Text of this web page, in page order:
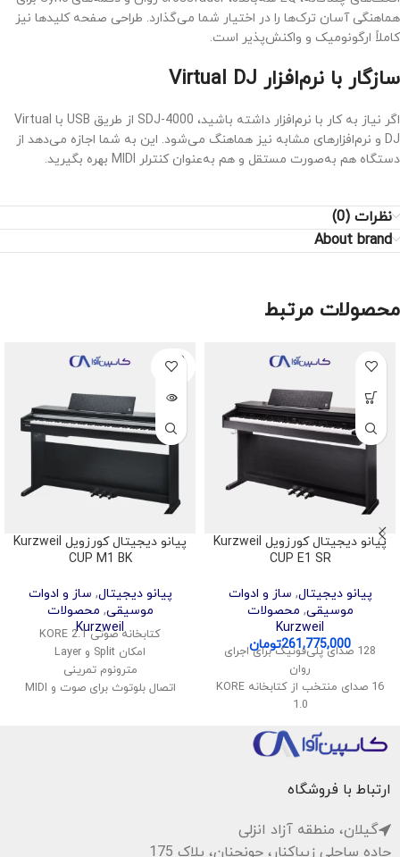
هماهنگی آسان ترک‌ها را در اختیار شما می‌گذارد. طراحی صفحه کلیدها نیز
کاملاً ارگونومیک و واکنش‌پذیر است.
سازگار با نرم‌افزار Virtual DJ
اگر نیاز به کار با نرم‌افزار داشته باشید، SDJ-4000 از طریق USB با Virtual
DJ و نرم‌افزارهای مشابه نیز هماهنگ می‌شود. این به شما اجازه می‌دهد از
دستگاه هم به‌صورت مستقل و هم به‌عنوان کنترلر MIDI بهره بگیرید.
نظرات (0)
About brand
محصولات مرتبط
پیانو دیجیتال کورزویل Kurzweil
CUP E1 SR
پیانو دیجیتال, ساز و ادوات
موسیقی, محصولات
Kurzweil
261,775,000تومان
128 صدای پلی‌فونیک برای اجرای
روان
16 صدای منتخب از کتابخانه KORE
1.0
اتصال بی‌سیم صدا و MIDI
پشتیبانی از USB Audio و MIDI
وات
SOLD
OUT
پیانو دیجیتال کورزویل Kurzweil
CUP M1 BK
پیانو دیجیتال, ساز و ادوات
موسیقی, محصولات
Kurzweil
کتابخانه صوتی KORE 2.1
امکان Split و Layer
مترونوم تمرینی
اتصال بلوتوث برای صوت و MIDI
ارتباط با فروشگاه
گیلان، منطقه آزاد انزلی
جاده ساحلی زیباکنار، چونچنان، پلاک 175